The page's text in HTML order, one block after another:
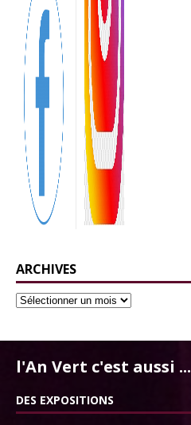
ARCHIVES
l'An Vert c'est aussi ...
DES EXPOSITIONS